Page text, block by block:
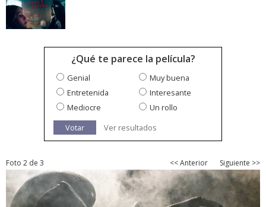
¿Qué te parece la película?
Genial
Muy buena
Entretenida
Interesante
Mediocre
Un rollo
Votar
Ver resultados
Foto 2 de 3 << Anterior Siguiente >>